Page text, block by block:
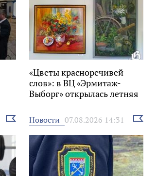
«Цветы красноречивей
слов»: в ВЦ «Эрмитаж-
Выборг» открылась летняя
выставка
Выбрать
новость
Новости 07.08.2026 14:31
Выбрать